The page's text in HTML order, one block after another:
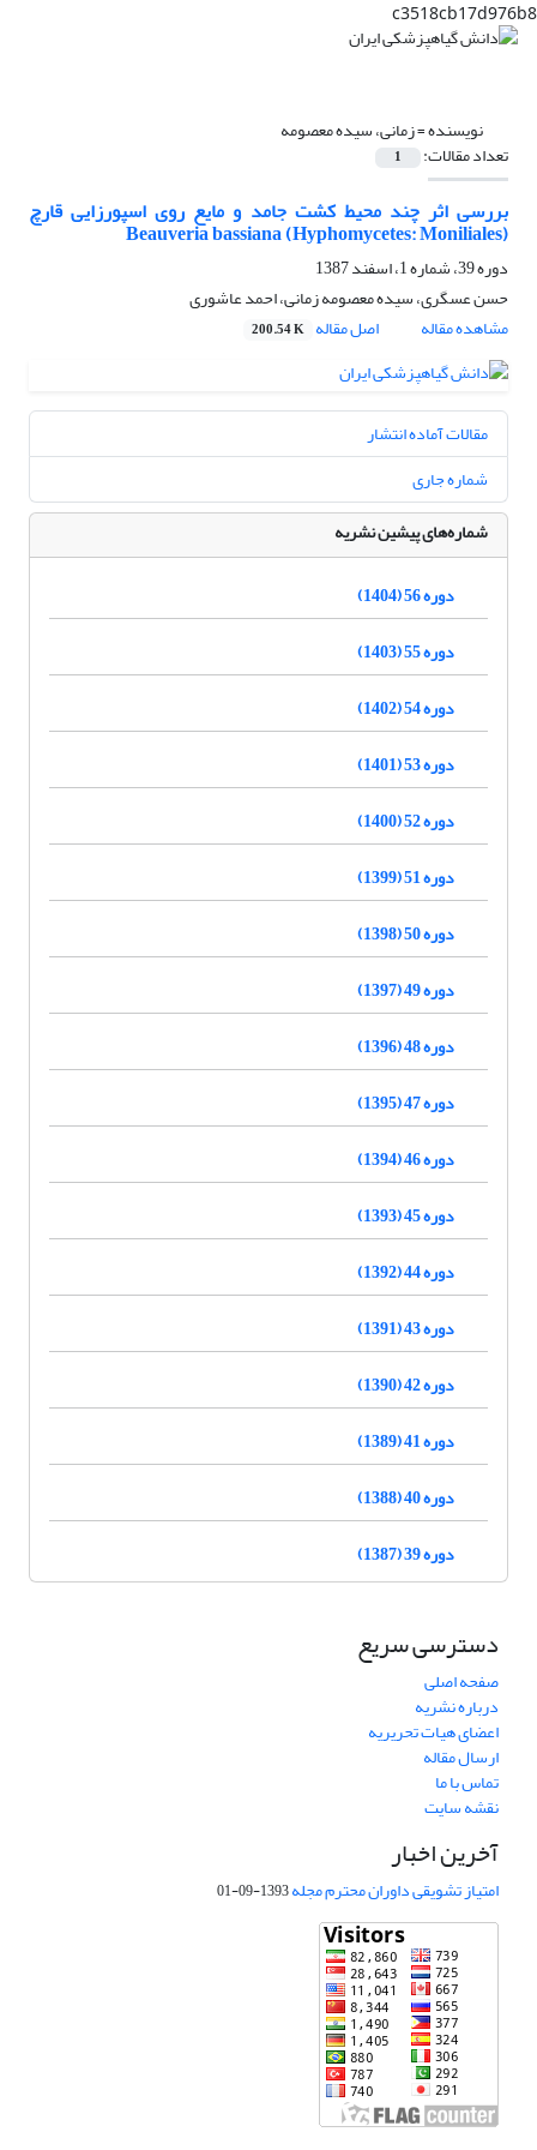
c3518cb17d976b8
نویسنده =زمانی، سیده معصومه
تعداد مقالات: 1
بررسی اثر چند محیط کشت جامد و مایع روی اسپورزایی قارچ
(Beauveria bassiana (Hyphomycetes: Moniliales
دوره 39، شماره 1، اسفند 1387
حسن عسگری، سیده معصومه زمانی، احمد عاشوری
مشاهده مقاله
اصل مقاله 200.54 K
مقالات آماده انتشار
شماره جاری
شماره‌های پیشین نشریه
دوره 56 (1404)
دوره 55 (1403)
دوره 54 (1402)
دوره 53 (1401)
دوره 52 (1400)
دوره 51 (1399)
دوره 50 (1398)
دوره 49 (1397)
دوره 48 (1396)
دوره 47 (1395)
دوره 46 (1394)
دوره 45 (1393)
دوره 44 (1392)
دوره 43 (1391)
دوره 42 (1390)
دوره 41 (1389)
دوره 40 (1388)
دوره 39 (1387)
دسترسی سریع
صفحه اصلی
درباره نشریه
اعضای هیات تحریریه
ارسال مقاله
تماس با ما
نقشه سایت
آخرین اخبار
امتیاز تشویقی داوران محترم مجله1393-09-01